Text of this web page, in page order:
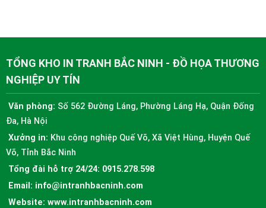
TỔNG KHO IN TRANH BẮC NINH - ĐỒ HỌA THƯƠNG
NGHIỆP UY TÍN
Văn phòng: Số 562 Đường Láng, Phường Láng Hạ, Quận Đống
Đa, Hà Nội
Xưởng in: Khu công nghiệp Quế Võ, Xã Việt Hùng, Huyện Quế
Võ, Tỉnh Bắc Ninh
Tổng đài hỗ trợ 24/24: 0915.278.598
Email: info@intranhbacninh.com
Website: www.intranhbacninh.com